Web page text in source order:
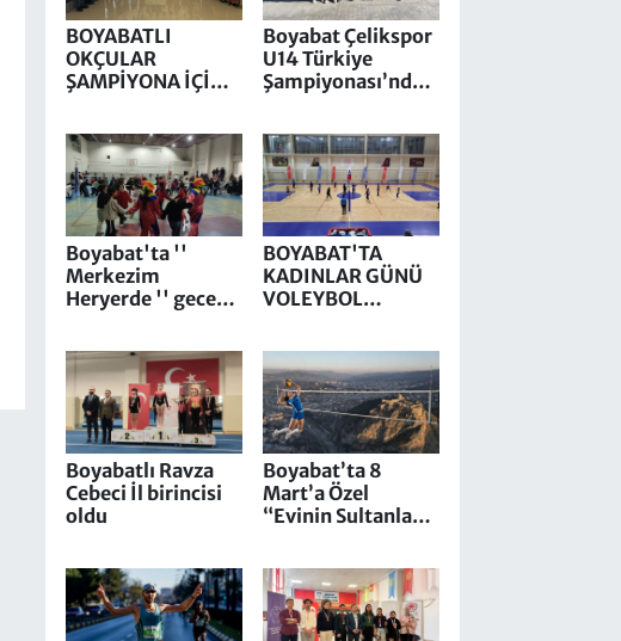
BOYABATLI
OKÇULAR
ŞAMPİYONA İÇİN
Boyabat Çelikspor
U14 Türkiye
Şampiyonası’nda
Boyabat'ta ''
Merkezim
Heryerde '' gecesi
BOYABAT'TA
KADINLAR GÜNÜ
VOLEYBOL
Boyabatlı Ravza
Cebeci İl birincisi
oldu
Boyabat’ta 8
Mart’a Özel
“Evinin Sultanları”